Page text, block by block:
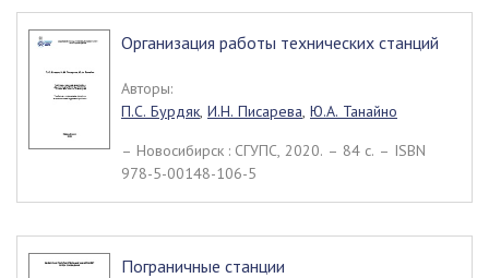
Организация работы технических станций
Авторы:
П.С. Бурдяк, И.Н. Писарева, Ю.А. Танайно
– Новосибирск : СГУПС, 2020. – 84 c. – ISBN
978-5-00148-106-5
Пограничные станции